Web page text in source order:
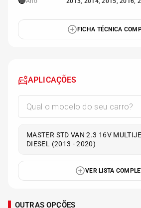
FICHA TÉCNICA
APLICAÇÕES
MASTER STD VAN 2.3 16V
DIESEL (2013 - 2020)
VER LISTA
OUTRAS OPÇÕES